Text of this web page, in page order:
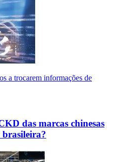
a trocarem informações de
das marcas chinesas